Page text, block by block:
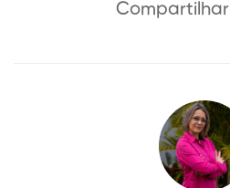
Compartilhar